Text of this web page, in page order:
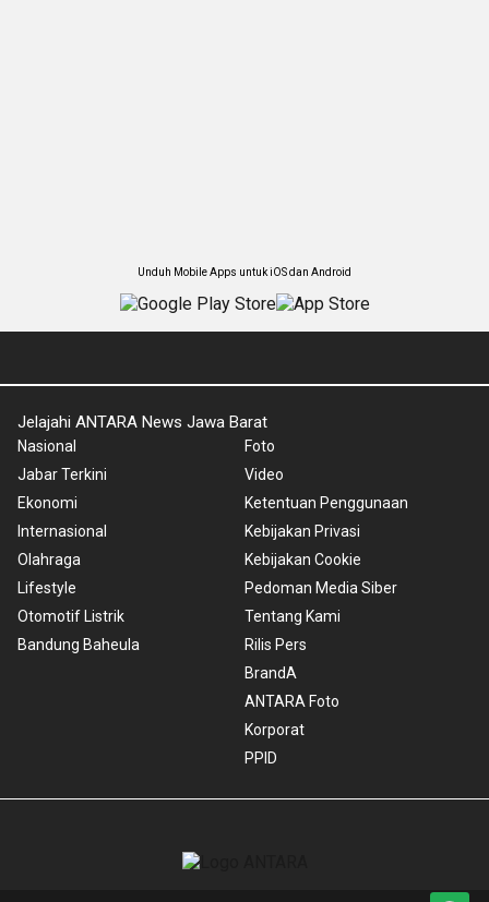
Unduh Mobile Apps untuk iOS dan Android
Jelajahi ANTARA News Jawa Barat
Nasional
Jabar Terkini
Ekonomi
Internasional
Olahraga
Lifestyle
Otomotif Listrik
Bandung Baheula
Foto
Video
Ketentuan Penggunaan
Kebijakan Privasi
Kebijakan Cookie
Pedoman Media Siber
Tentang Kami
Rilis Pers
BrandA
ANTARA Foto
Korporat
PPID